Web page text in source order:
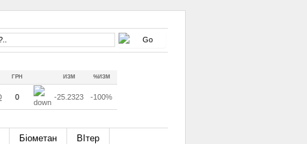
ГРН ИЗМ %ИЗМ
0 -25.2323 -100%
Біометан ВІтер